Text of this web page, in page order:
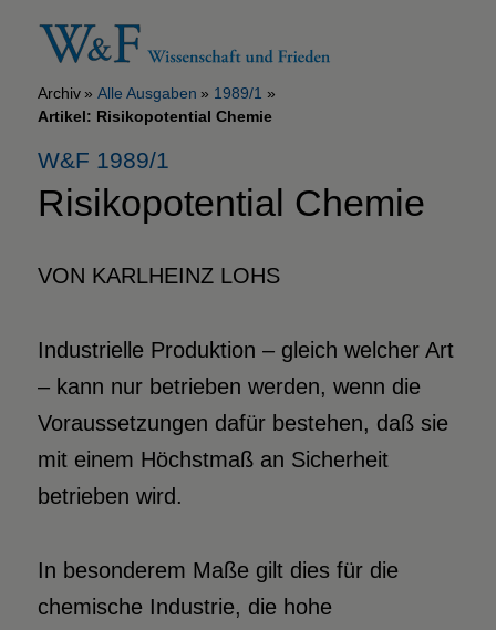
Archiv Alle Ausgaben
1989/1
Artikel: Risikopotential Chemie
W&F 1989/1
Risikopotential Chemie
VON KARLHEINZ LOHS
Industrielle Produktion – gleich welcher Art
– kann nur betrieben werden, wenn die
Voraussetzungen dafür bestehen, daß sie
mit einem Höchstmaß an Sicherheit
betrieben wird.
In besonderem Maße gilt dies für die
chemische Industrie, die hohe